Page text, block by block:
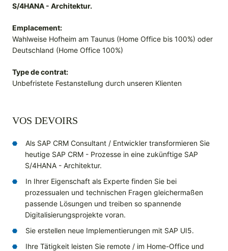
S/4HANA - Architektur.
Emplacement:
Wahlweise Hofheim am Taunus (Home Office bis 100%) oder
Deutschland (Home Office 100%)
Type de contrat:
Unbefristete Festanstellung durch unseren Klienten
VOS DEVOIRS
Als SAP CRM Consultant / Entwickler transformieren Sie
heutige SAP CRM - Prozesse in eine zukünftige SAP
S/4HANA - Architektur.
In Ihrer Eigenschaft als Experte finden Sie bei
prozessualen und technischen Fragen gleichermaßen
passende Lösungen und treiben so spannende
Digitalisierungsprojekte voran.
Sie erstellen neue Implementierungen mit SAP UI5.
Ihre Tätigkeit leisten Sie remote / im Home-Office und